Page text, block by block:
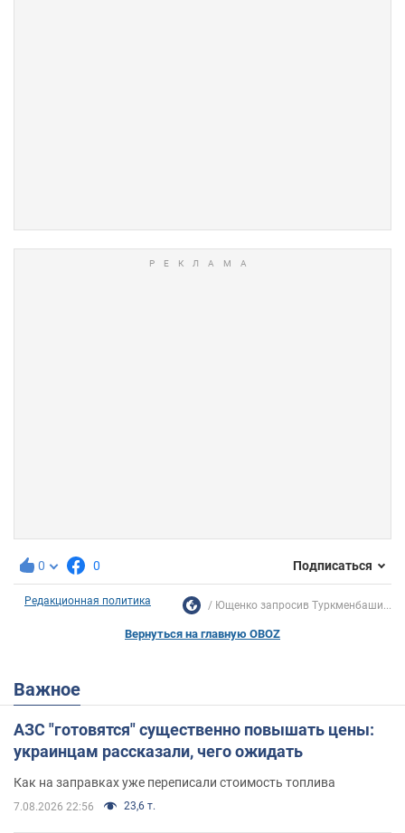
0 0 Подписаться
Редакционная политика Ющенко запросив Туркменбаши...
Вернуться на главную OBOZ
Важное
АЗС "готовятся" существенно повышать цены:
украинцам рассказали, чего ожидать
Как на заправках уже переписали стоимость топлива
7.08.2026 22:56 23,6 т.